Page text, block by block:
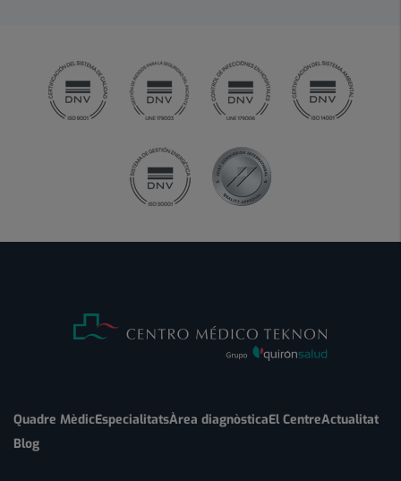
Quadre MèdicEspecialitatsÀrea diagnòsticaEl CentreActualitat
Blog